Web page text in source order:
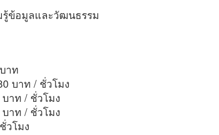
รู้ข้อมูลและวัฒนธรรม
าท
บาท / ชั่วโมง
าท / ชั่วโมง
าท / ชั่วโมง
วโมง